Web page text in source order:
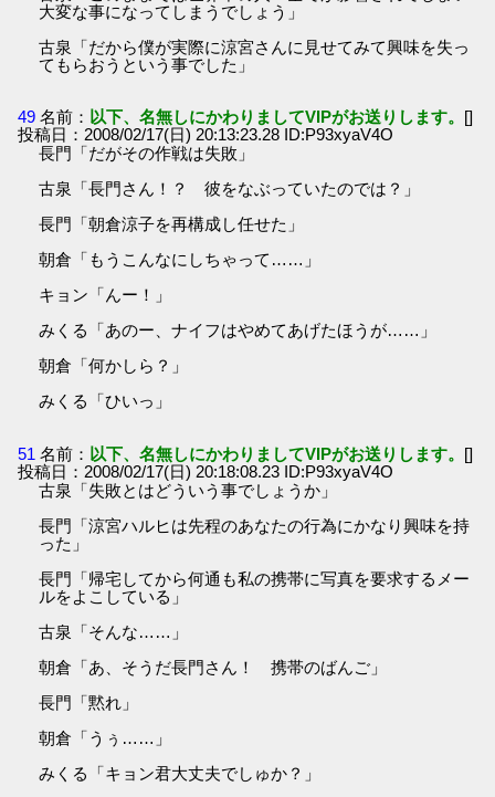
大変な事になってしまうでしょう」
古泉「だから僕が実際に涼宮さんに見せてみて興味を失っ
てもらおうという事でした」
49 名前： 以下、名無しにかわりましてVIPがお送りします。 []
投稿日：2008/02/17(日) 20:13:23.28 ID:P93xyaV4O
長門「だがその作戦は失敗」
古泉「長門さん！？ 彼をなぶっていたのでは？」
長門「朝倉涼子を再構成し任せた」
朝倉「もうこんなにしちゃって……」
キョン「んー！」
みくる「あのー、ナイフはやめてあげたほうが……」
朝倉「何かしら？」
みくる「ひいっ」
51 名前： 以下、名無しにかわりましてVIPがお送りします。 []
投稿日：2008/02/17(日) 20:18:08.23 ID:P93xyaV4O
古泉「失敗とはどういう事でしょうか」
長門「涼宮ハルヒは先程のあなたの行為にかなり興味を持
った」
長門「帰宅してから何通も私の携帯に写真を要求するメー
ルをよこしている」
古泉「そんな……」
朝倉「あ、そうだ長門さん！ 携帯のばんご」
長門「黙れ」
朝倉「うぅ……」
みくる「キョン君大丈夫でしゅか？」